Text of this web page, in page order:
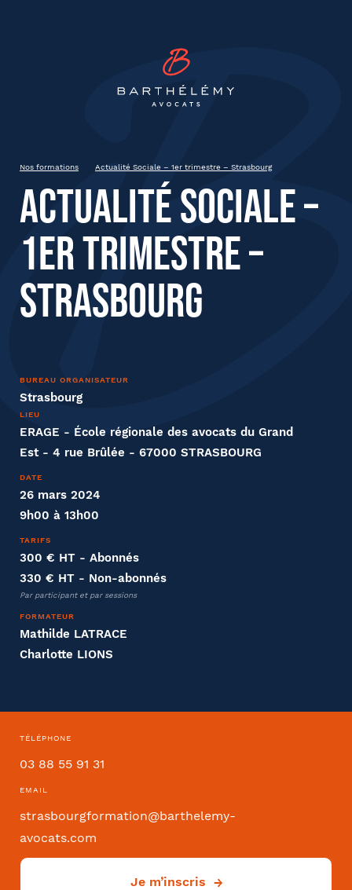
Nos formations Actualité Sociale – 1er trimestre – Strasbourg
Actualité Sociale –
1er trimestre –
Strasbourg
BUREAU ORGANISATEUR
Strasbourg
LIEU
ERAGE - École régionale des avocats du Grand
Est - 4 rue Brûlée - 67000 STRASBOURG
DATE
26 mars 2024
9h00 à 13h00
TARIFS
300 € HT - Abonnés
330 € HT - Non-abonnés
Par participant et par sessions
FORMATEUR
Mathilde LATRACE
Charlotte LIONS
TÉLÉPHONE
03 88 55 91 31
EMAIL
strasbourgformation@barthelemy-
avocats.com
Je m’inscris
Actualité Sociale – 1er trimestre
9h00 à 13h00
État civil
Prénom
Société
Fonction
Déjà client ?
Oui